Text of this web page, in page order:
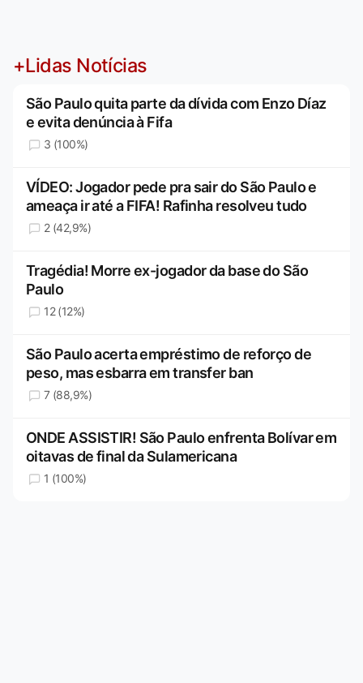
+Lidas Notícias
São Paulo quita parte da dívida com Enzo Díaz
e evita denúncia à Fifa
3 (100%)
VÍDEO: Jogador pede pra sair do São Paulo e
ameaça ir até a FIFA! Rafinha resolveu tudo
2 (42,9%)
Tragédia! Morre ex-jogador da base do São
Paulo
12 (12%)
São Paulo acerta empréstimo de reforço de
peso, mas esbarra em transfer ban
7 (88,9%)
ONDE ASSISTIR! São Paulo enfrenta Bolívar em
oitavas de final da Sulamericana
1 (100%)